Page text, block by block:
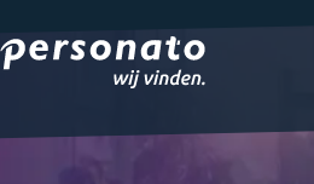
ONZE DIENSTEN